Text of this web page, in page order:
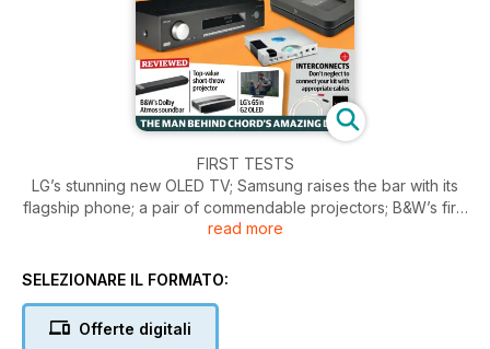
FIRST TESTS
LG’s stunning new OLED TV; Samsung raises the bar with its
flagship phone; a pair of commendable projectors; B&W’s first
Dolby Atmos soundbar and more.
INSIDER ROB WATTS
secrets behind the tech that has redefined the brand’s DACs
read more
SELEZIONARE IL FORMATO:
Offerte digitali